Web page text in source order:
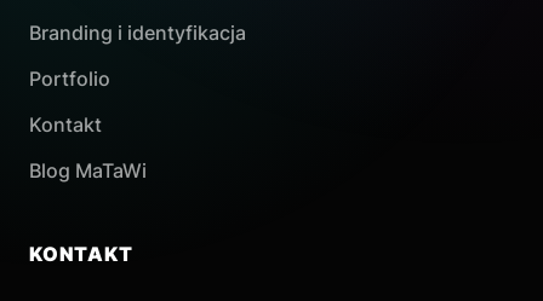
Branding i identyfikacja
Portfolio
Kontakt
Blog MaTaWi
KONTAKT